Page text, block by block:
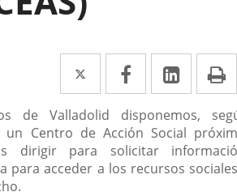
Twitter
Enlace
a
una
aplicación
externa.
Facebook
Enlace
a
una
aplicación
externa.
Enlace
a
una
de Valladolid disponemos,
Centro de Acción Social
dirigir para solicitar
para acceder a los recursos